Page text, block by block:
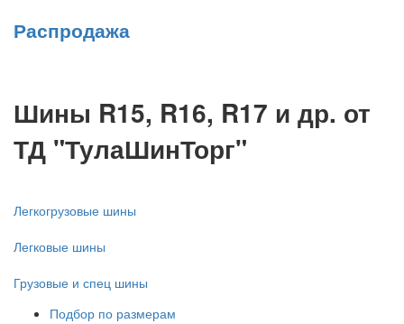
Распродажа
Шины R15, R16, R17 и др. от
ТД "ТулаШинТорг"
Легкогрузовые шины
Легковые шины
Грузовые и спец шины
Подбор по размерам